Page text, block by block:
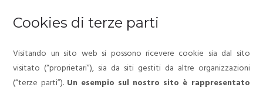
Cookies di terze parti
Visitando un sito web si possono ricevere cookie sia dal sito
visitato (“proprietari”), sia da siti gestiti da altre organizzazioni
(“terze parti”). Un esempio sul nostro sito è rappresentato